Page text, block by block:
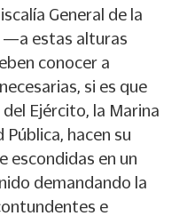
General de la
—a estas alturas
conocer a
si es que
Ejército, la Marina
hacen su
en un
demandando la
e